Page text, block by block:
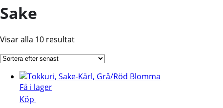
Sake
Visar alla 10 resultatSortera
senaste
Få i lager
Köp